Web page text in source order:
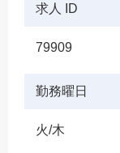
求人 ID
79909
勤務曜日
火/木